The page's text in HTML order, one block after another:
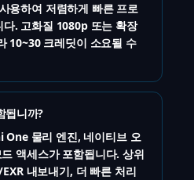
용하여 저렴하게 빠른 프로
. 고화질 1080p 또는 확장
10~30 크레딧이 소요될 수
됩니까?
One 물리 엔진, 네이티브 오
액세스가 포함됩니다. 상위
내보내기, 더 빠른 처리